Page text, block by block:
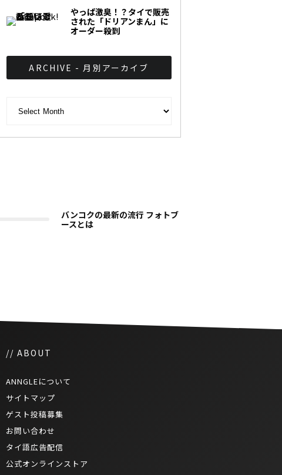
やっぱ激臭！？タイで販売
された「ドリアンまん」に
オーダー殺到
ARCHIVE - 月別アーカイブ
バンコクの最新の流行 フォトブ
ースとは
// ABOUT
ANNGLEについて
サイトマップ
ゲスト投稿募集
お問い合わせ
タイ語広告配信
公式オンラインストア